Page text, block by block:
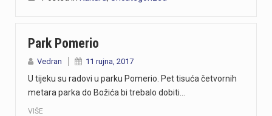
Park Pomerio
Vedran 11 rujna, 2017
U tijeku su radovi u parku Pomerio. Pet tisuća četvornih
metara parka do Božića bi trebalo dobiti…
VIŠE